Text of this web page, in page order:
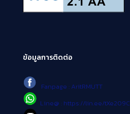
ข้อมูลการติดต่อ
Fanpage : AritRMUTT
Line@ : https://lin.ee/tXe209C